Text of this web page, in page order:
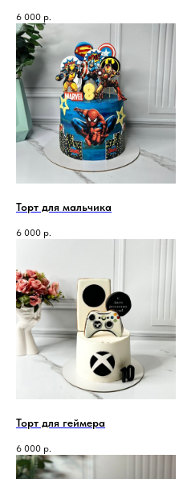
6 000 р.
Торт для мальчика
6 000 р.
Торт для геймера
6 000 р.